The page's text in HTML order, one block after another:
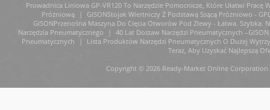
Prowadnica Liniowa GP-VR120 To Narzędzie Pomocnicze, Które Ułatwi Pracę
Próżniową
|
GISONStojak Wiertniczy Z Podstawą Ssącą Próżniowo -
GISONPrzenośna Maszyna Do Cięcia Otworów Pod Zlewy - Łatwa. Szybka.
Narzędzia Pneumatycznego
| 40 Lat Dostaw Narzędzi Pneumatycznych
Pneumatycznych
|
Lista Produktów Narzędzi Pneumatycznych O Dużej
Teraz, Aby Uzyskać Najlepszą
Copyright © 2026 Ready-Market Online